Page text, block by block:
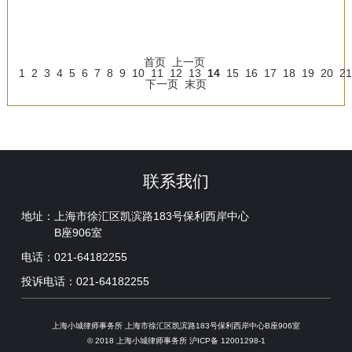
首页
上一页
1
2 3 4 5 6 7 8 9 10 11 12 13 14 15 16 17 18 19 20 21
下一页 末页
联系我们
地址：
上海市徐汇区凯滨路183号保利西岸中心
B座906室
电话： 021-64182255
投诉电话： 021-64182255
上海小城律师事务所 上海市徐汇区凯滨路183号保利西岸中心B座906室
© 2018 上海小城律师事务所 沪ICP备 12001298-1